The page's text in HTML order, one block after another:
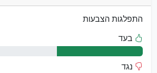
התפלגות הצבעות
בעד
נגד